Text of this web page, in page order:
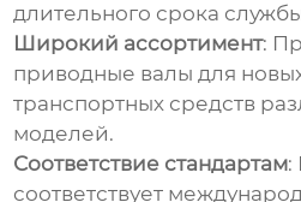
длительного срока
Широкий ассортимент:
приводные валы для
транспортных средств
моделей.
Соответствие стандартам:
соответствует